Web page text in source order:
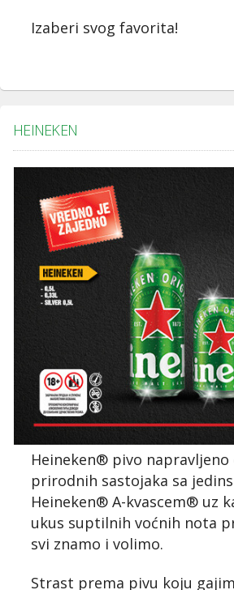
Izaberi svog favorita!
HEINEKEN
Heineken® pivo napravljeno
prirodnih sastojaka sa
Heineken® A-kvascem® uz
ukus suptilnih voćnih nota
svi znamo i volimo.
Strast prema pivu koju